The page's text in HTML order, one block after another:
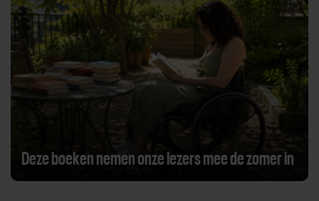
Deze boeken nemen onze lezers mee de zomer in